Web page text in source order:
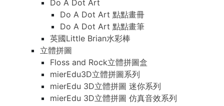
Do A Dot Art
Do A Dot Art 點點畫冊
Do A Dot Art 點點畫筆
英國Little Brian水彩棒
立體拼圖
Floss and Rock立體拼圖盒
mierEdu3D立體拼圖系列
mierEdu 3D立體拼圖 迷你系列
mierEdu 3D立體拼圖 仿真音效系列